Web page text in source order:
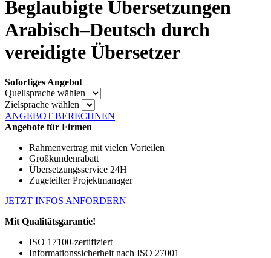
Beglaubigte Übersetzungen
Arabisch–Deutsch durch
vereidigte Übersetzer
Sofortiges Angebot
Quellsprache wählen
Zielsprache wählen
ANGEBOT BERECHNEN
Angebote für Firmen
Rahmenvertrag mit vielen Vorteilen
Großkundenrabatt
Übersetzungsservice 24H
Zugeteilter Projektmanager
JETZT INFOS ANFORDERN
Mit Qualitätsgarantie!
ISO 17100-zertifiziert
Informationssicherheit nach ISO 27001